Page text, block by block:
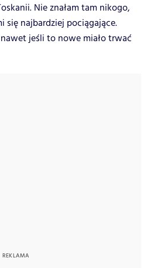
Nie znałam tam nikogo,
się najbardziej pociągające.
jeśli to nowe miało trwać